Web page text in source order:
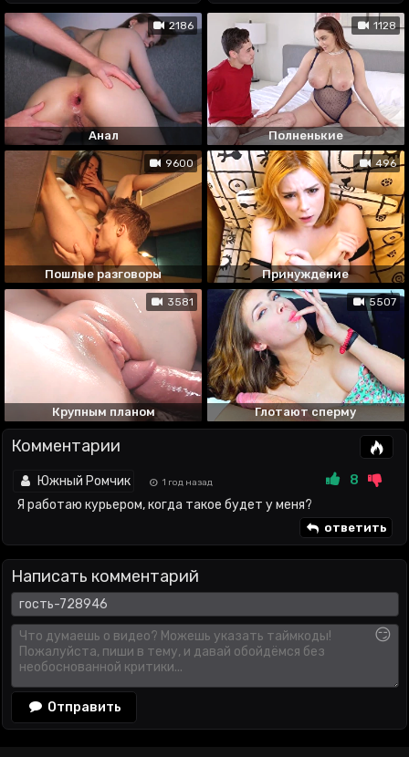
2186
Анал
1128
Полненькие
9600
Пошлые разговоры
496
Принуждение
3581
Крупным планом
5507
Глотают сперму
Комментарии
Южный Ромчик 1 год назад 8
Я работаю курьером, когда такое будет у меня?
ответить
Написать комментарий
😏
Отправить